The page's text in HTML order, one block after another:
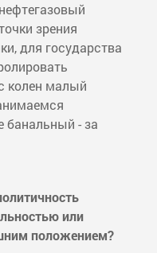
зрения
для государства
колен малый
банальный - за
или
положением?